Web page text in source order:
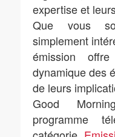
expertise et
Que vous
simplement
émission
dynamique des
de leurs
Good
programme